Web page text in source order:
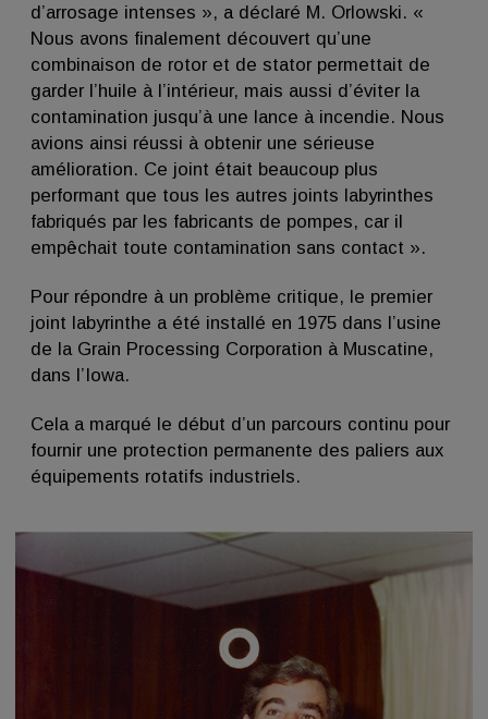
d’arrosage intenses », a déclaré M. Orlowski. «
Nous avons finalement découvert qu’une
combinaison de rotor et de stator permettait de
garder l’huile à l’intérieur, mais aussi d’éviter la
contamination jusqu’à une lance à incendie. Nous
avions ainsi réussi à obtenir une sérieuse
amélioration. Ce joint était beaucoup plus
performant que tous les autres joints labyrinthes
fabriqués par les fabricants de pompes, car il
empêchait toute contamination sans contact ».
Pour répondre à un problème critique, le premier
joint labyrinthe a été installé en 1975 dans l’usine
de la Grain Processing Corporation à Muscatine,
dans l’Iowa.
Cela a marqué le début d’un parcours continu pour
fournir une protection permanente des paliers aux
équipements rotatifs industriels.